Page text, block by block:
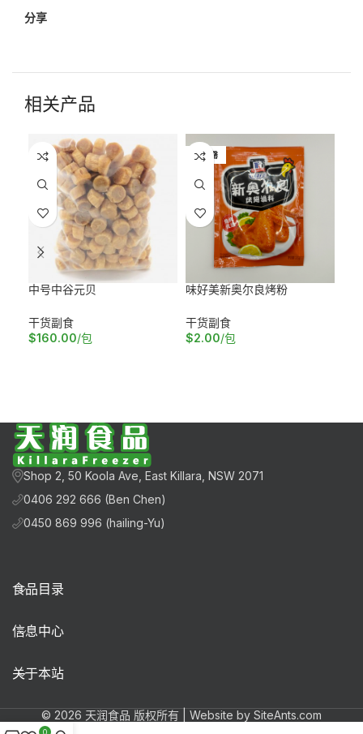
分享
相关产品
中号中谷元贝
干货副食
$160.00/包
已售罄
味好美新奥尔良烤粉
干货副食
$2.00/包
Shop 2, 50 Koola Ave, East Killara, NSW 2071
0406 292 666 (Ben Chen)
0450 869 996 (hailing-Yu)
食品目录
信息中心
关于本站
© 2026 天润食品 版权所有 | Website by SiteAnts.com
0